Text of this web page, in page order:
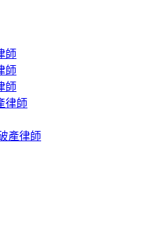
師
師
師
律師
產律師